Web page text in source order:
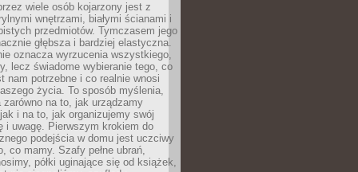
wiele osób kojarzony jest z
wnętrzami, białymi ścianami i
przedmiotów. Tymczasem jego
głębsza i bardziej elastyczna.
oznacza wyrzucenia wszystkiego,
lecz świadome wybieranie tego, co
nam potrzebne i co realnie wnosi
życia. To sposób myślenia,
zarówno na to, jak urządzamy
i na to, jak organizujemy swój
i uwagę. Pierwszym krokiem do
podejścia w domu jest uczciwy
co mamy. Szafy pełne ubrań,
półki uginające się od książek,